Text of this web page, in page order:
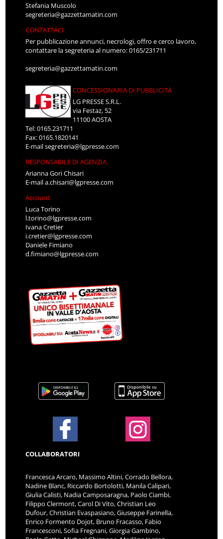
Stefania Muscolo
segreteria@gazzettamatin.com
CONTATTACI
Per pubblicazione annunci, necrologi, offro e cerco lavoro,
contattare la segreteria al numero: 0165/231711
segreteria@gazzettamatin.com
CONCESSIONARIA DI PUBBLICITÀ
LG PRESSE S.R.L.
via Festaz, 52
11100 AOSTA
Tel: 0165.231711
Fax: 0165.1820141
E-mailsegreteria@lgpresse.com
RESPONSABILE DI AGENZIA
Arianna Gori Chisari
E-maila.chisari@lgpresse.com
Account
Luca Torino
l.torino@lgpresse.com
Ivana Cretier
i.cretier@lgpresse.com
Daniele Fimiano
d.fimiano@lgpresse.com
COLLABORATORI
Francesca Arcaro, Massimo Altini, Corrado Bellora,
Nadine Blanc, Riccardo Bortolotti, Manila Calipari,
Giulia Calisti, Nadia Camposaragna, Paolo Ciambi,
Filippo Clermont, Carol Di Vito, Christian Leo
Dufour, Christian Evaspasiano, Giuseppe Farinella,
Enrico Formento Dojot, Bruno Fracasso, Fabio
Francesconi, Sofia Fregnani, Giorgia Gambino,